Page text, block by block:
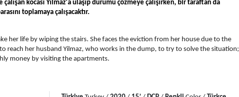
kocası Yılmaz'a ulaşıp durumu çözmeye çalışırken, bir taraftan da
toplamaya çalışacaktır.
her life by wiping the stairs. She faces the eviction from her house due to the
reach her husband Yilmaz, who works in the dump, to try to solve the situation;
money by visiting the apartments.